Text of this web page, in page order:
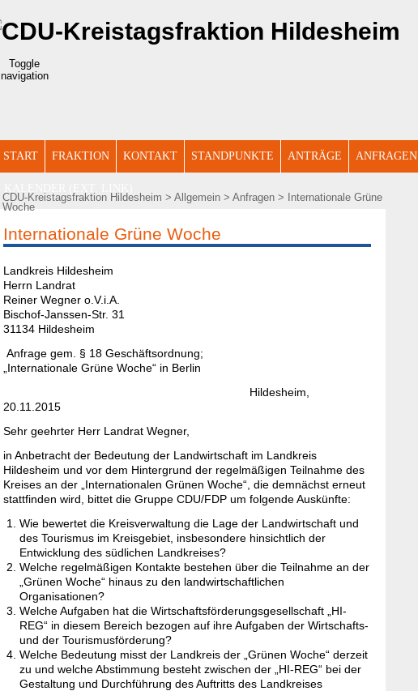
Toggle
navigation
START FRAKTION KONTAKT STANDPUNKTE ANTRÄGE ANFRAGEN
CDU-Kreistagsfraktion Hildesheim > Allgemein> Anfragen> Internationale Grüne
Woche
Internationale Grüne Woche
Landkreis Hildesheim
Herrn Landrat
Reiner Wegner o.V.i.A.
Bischof-Janssen-Str. 31
31134 Hildesheim
Anfrage gem. § 18 Geschäftsordnung;
„Internationale Grüne Woche“ in Berlin
Hildesheim,
20.11.2015
Sehr geehrter Herr Landrat Wegner,
in Anbetracht der Bedeutung der Landwirtschaft im Landkreis
Hildesheim und vor dem Hintergrund der regelmäßigen Teilnahme des
Kreises an der „Internationalen Grünen Woche“, die demnächst erneut
stattfinden wird, bittet die Gruppe CDU/FDP um folgende Auskünfte:
Wie bewertet die Kreisverwaltung die Lage der Landwirtschaft und
des Tourismus im Kreisgebiet, insbesondere hinsichtlich der
Entwicklung des südlichen Landkreises?
Welche regelmäßigen Kontakte bestehen über die Teilnahme an der
„Grünen Woche“ hinaus zu den landwirtschaftlichen
Organisationen?
Welche Aufgaben hat die Wirtschaftsförderungsgesellschaft „HI-
REG“ in diesem Bereich bezogen auf ihre Aufgaben der Wirtschafts-
und der Tourismusförderung?
Welche Bedeutung misst der Landkreis der „Grünen Woche“ derzeit
zu und welche Abstimmung besteht zwischen der „HI-REG“ bei der
Gestaltung und Durchführung des Auftritts des Landkreises